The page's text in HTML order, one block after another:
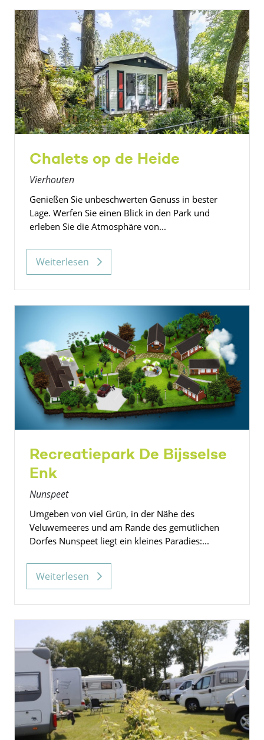
Chalets op de Heide
Vierhouten
Genießen Sie unbeschwerten Genuss in bester
Lage. Werfen Sie einen Blick in den Park und
erleben Sie die Atmosphäre von...
Weiterlesen
Recreatiepark De Bijsselse
Enk
Nunspeet
Umgeben von viel Grün, in der Nähe des
Veluwemeeres und am Rande des gemütlichen
Dorfes Nunspeet liegt ein kleines Paradies:...
Weiterlesen